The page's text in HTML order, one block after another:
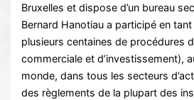
Bruxelles et dispose d’un bureau
Bernard Hanotiau a participé en tant
plusieurs centaines de procédures
commerciale et d’investissement),
monde, dans tous les secteurs
des règlements de la plupart des